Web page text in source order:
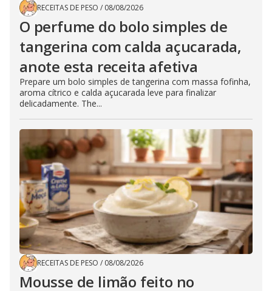
RECEITAS DE PESO / 08/08/2026
O perfume do bolo simples de
tangerina com calda açucarada,
anote esta receita afetiva
Prepare um bolo simples de tangerina com massa fofinha,
aroma cítrico e calda açucarada leve para finalizar
delicadamente. The...
RECEITAS DE PESO / 08/08/2026
Mousse de limão feito no